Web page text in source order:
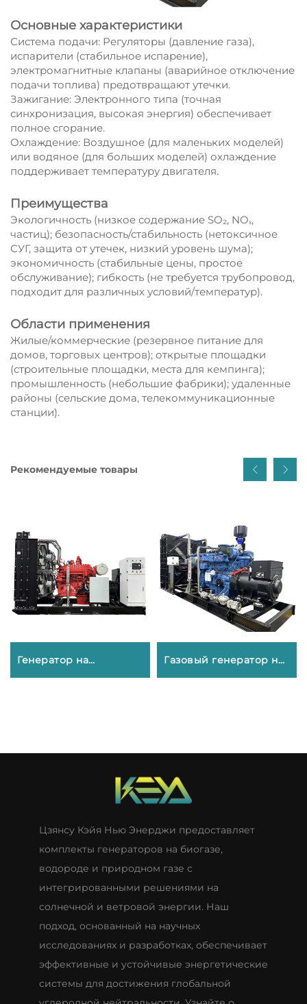
Основные характеристики
Система подачи: Регуляторы (давление газа),
испарители (стабильное испарение),
электромагнитные клапаны (аварийное отключение
подачи топлива) предотвращают утечки.
Зажигание: Электронного типа (точная
синхронизация, высокая энергия) обеспечивает
полное сгорание.
Охлаждение: Воздушное (для маленьких моделей)
или водяное (для больших моделей) охлаждение
поддерживает температуру двигателя.
Преимущества
Экологичность (низкое содержание SO₂, NOₓ,
частиц); безопасность/стабильность (нетоксичное
СУГ, защита от утечек, низкий уровень шума);
экономичность (стабильные цены, простое
обслуживание); гибкость (не требуется трубопровод,
подходит для различных условий/температур).
Области применения
Жилые/коммерческие (резервное питание для
домов, торговых центров); открытые площадки
(строительные площадки, места для кемпинга);
промышленность (небольшие фабрики); удаленные
районы (сельские дома, телекоммуникационные
станции).
Рекомендуемые товары
Генератор на
природном газе
Газовый генератор на
сжиженном газе
Цзянсу Кэйя Нью Энерджи предоставляет
комплекты генераторов на биогазе,
водороде и природном газе с
интегрированными решениями на
солнечной и ветровой энергии. Наш
подход, основанный на научных
исследованиях и разработках, обеспечивает
эффективные и устойчивые энергетические
системы для достижения глобальной